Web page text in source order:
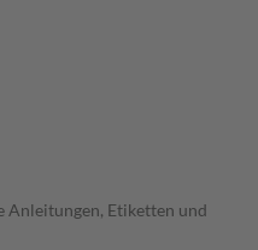
Anleitungen, Etiketten und